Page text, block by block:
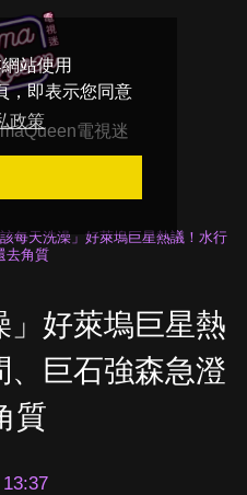
站使用
，即表示您同意
政策
電視迷
該每天洗澡」好萊塢巨星熱議！水行
去角質
」好萊塢巨星熱
、巨石強森急澄
質